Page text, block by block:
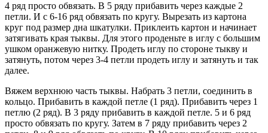
4 ряд просто обвязать. В 5 ряду прибавить через каждые 2
петли. И с 6-16 ряд обвязать по кругу. Вырезать из картона
круг под размер дна шкатулки. Приклеить картон и начинает
затягивать края тыквы. Для этого проденьте в иглу с большим
ушком оранжевую нитку. Продеть иглу по стороне тыкву и
затянуть, потом через 3-4 петли продеть иглу и затянуть и так
далее.
Вяжем верхнюю часть тыквы. Набрать 3 петли, соединить в
кольцо. Прибавить в каждой петле (1 ряд). Прибавить через 1
петлю (2 ряд). В 3 ряду прибавить в каждой петле. 5 и 6 ряд
просто обвязать по кругу. Затем в 7 ряду прибавить через 2